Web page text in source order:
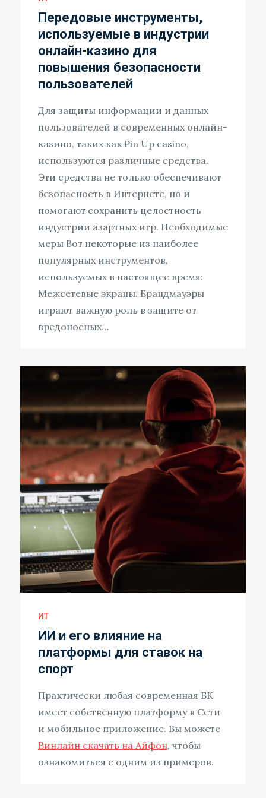
Передовые инструменты,
используемые в индустрии
онлайн-казино для
повышения безопасности
пользователей
Для защиты информации и данных
пользователей в современных онлайн-
казино, таких как Pin Up casino,
используются различные средства.
Эти средства не только обеспечивают
безопасность в Интернете, но и
помогают сохранить целостность
индустрии азартных игр. Необходимые
меры Вот некоторые из наиболее
популярных инструментов,
используемых в настоящее время:
Межсетевые экраны. Брандмауэры
играют важную роль в защите от
вредоносных…
ИТ
ИИ и его влияние на
платформы для ставок на
спорт
Практически любая современная БК
имеет собственную платформу в Сети
и мобильное приложение. Вы можете
Винлайн скачать на Айфон, чтобы
ознакомиться с одним из примеров.